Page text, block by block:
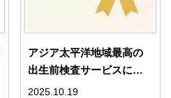
アジア太平洋地域最高の
出生前検査サービスに選
出 – ミネルバクリニック
2025.10.19